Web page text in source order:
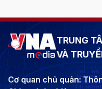
TRUNG
VÀ
Cơ quan chủ quản: